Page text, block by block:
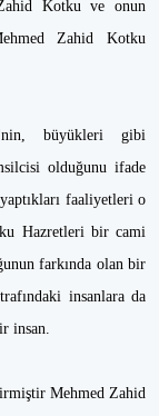
Kotku ve onun
Zahid Kotku
büyükleri gibi
olduğunu ifade
faaliyetleri o
Hazretleri bir cami
farkında olan bir
insanlara da
insan.
Mehmed Zahid